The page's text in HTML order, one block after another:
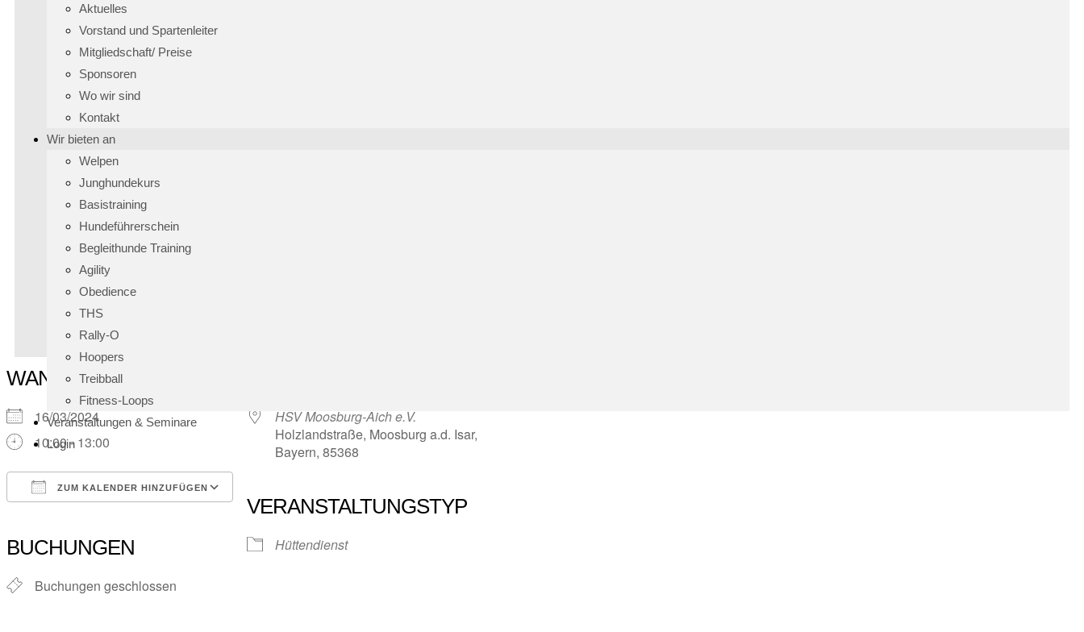
Aktuelles
Vorstand und Spartenleiter
Mitgliedschaft/ Preise
Sponsoren
Wo wir sind
Kontakt
Wir bieten an
Welpen
Junghundekurs
Basistraining
Hundeführerschein
Begleithunde Training
Agility
Obedience
THS
Rally-O
Hoopers
Treibball
Fitness-Loops
Veranstaltungen & Seminare
Login
WANN
16/03/2024
10:00 - 13:00
ZUM KALENDER HINZUFÜGEN
Outlook Live
BUCHUNGEN
Buchungen geschlossen
HSV Moosburg-Aich e.V.
Holzlandstraße, Moosburg a.d. Isar,
Bayern, 85368
VERANSTALTUNGSTYP
Hüttendienst